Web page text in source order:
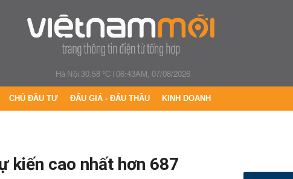
Hà Nội 30.58 °C|06:43AM, 07/08/2026
CHỦ ĐẦU TƯ ĐẤU GIÁ - ĐẤU THẦU KINH DOANH
kiến cao nhất hơn 687